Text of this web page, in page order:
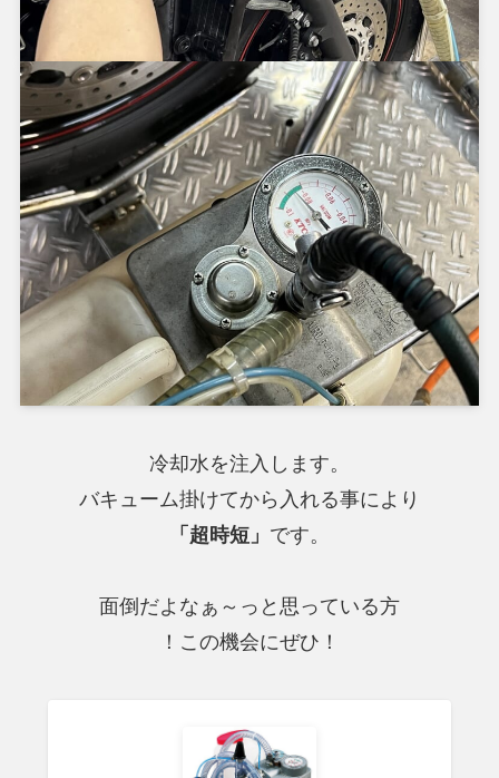
冷却水を注入します。
バキューム掛けてから入れる事により
「超時短」 です。
面倒だよなぁ～っと思っている方
！この機会にぜひ！